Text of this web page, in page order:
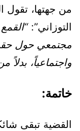
من جهتها، تقول
التوزاني”:
مجتمعي حول
واجتماعياً، بدلاً
خاتمة:
القضية تبقى